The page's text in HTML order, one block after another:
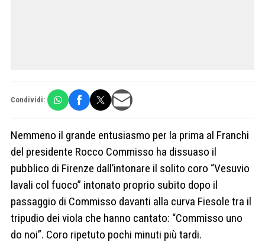
Condividi:
Nemmeno il grande entusiasmo per la prima al Franchi
del presidente Rocco Commisso ha dissuaso il
pubblico di Firenze dall’intonare il solito coro “Vesuvio
lavali col fuoco” intonato proprio subito dopo il
passaggio di Commisso davanti alla curva Fiesole tra il
tripudio dei viola che hanno cantato: “Commisso uno
do noi”. Coro ripetuto pochi minuti più tardi.